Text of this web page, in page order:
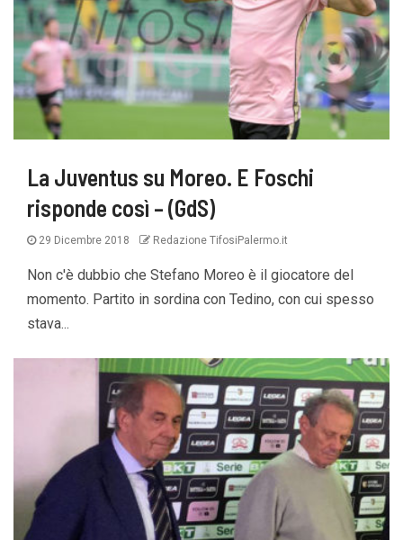
La Juventus su Moreo. E Foschi
risponde così – (GdS)
29 Dicembre 2018 Redazione TifosiPalermo.it
Non c'è dubbio che Stefano Moreo è il giocatore del
momento. Partito in sordina con Tedino, con cui spesso
stava...